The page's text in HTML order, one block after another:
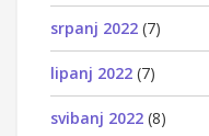
srpanj 2022 (7)
lipanj 2022 (7)
svibanj 2022 (8)